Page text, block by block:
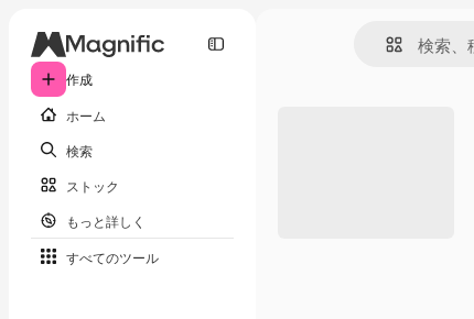
作成
ホーム
検索
ストック
もっと詳しく
すべてのツール